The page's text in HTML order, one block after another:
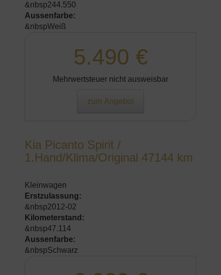
&nbsp244.550
Aussenfarbe:
&nbspWeiß
5.490 €
Mehrwertsteuer nicht ausweisbar
zum Angebot
Kia Picanto Spirit /
1.Hand/Klima/Original 47144 km
Kleinwagen
Erstzulassung:
&nbsp2012-02
Kilometerstand:
&nbsp47.114
Aussenfarbe:
&nbspSchwarz